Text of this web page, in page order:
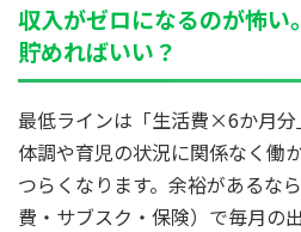
収入がゼロになるのが怖い
貯めればいい？
最低ラインは「生活費×6か月分
体調や育児の状況に関係なく働
つらくなります。余裕があるな
費・サブスク・保険）で毎月の